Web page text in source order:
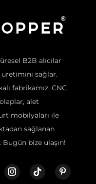
B2B alıcılar
sağlar.
fabrikamız, CNC
alet
mobilyaları ile
sağlanan
bize ulaşın!